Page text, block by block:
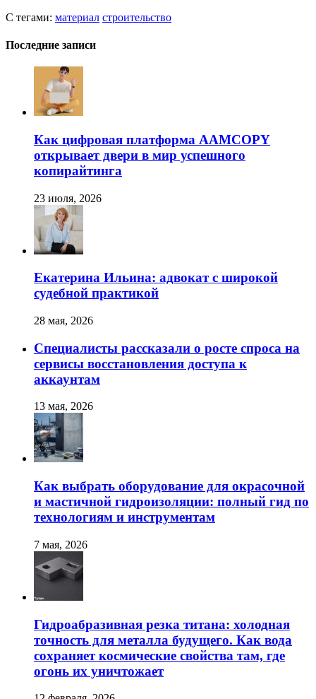
С тегами: материал строительство
Последние записи
Как цифровая платформа AAMCOPY
открывает двери в мир успешного
копирайтинга
23 июля, 2026
Екатерина Ильина: адвокат с широкой
судебной практикой
28 мая, 2026
Специалисты рассказали о росте спроса на
сервисы восстановления доступа к
аккаунтам
13 мая, 2026
Как выбрать оборудование для окрасочной
и мастичной гидроизоляции: полный гид по
технологиям и инструментам
7 мая, 2026
Гидроабразивная резка титана: холодная
точность для металла будущего. Как вода
сохраняет космические свойства там, где
огонь их уничтожает